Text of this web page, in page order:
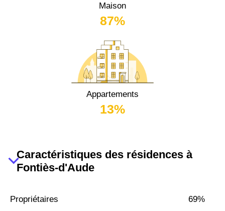
Maison
87%
Appartements
13%
Caractéristiques des résidences à
Fontiès-d'Aude
Propriétaires 69%